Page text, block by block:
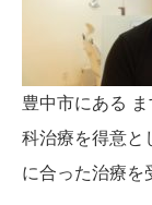
豊中市にある
科治療を得意と
に合った治療を